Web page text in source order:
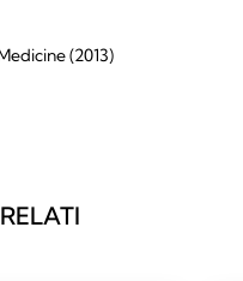
(2013)